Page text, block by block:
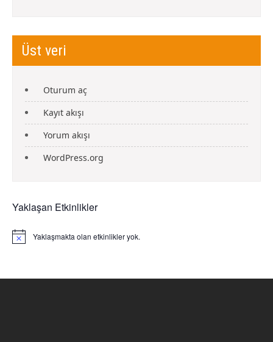
Üst veri
Oturum aç
Kayıt akışı
Yorum akışı
WordPress.org
Yaklaşan Etkinlikler
N
c
Yaklaşmakta olan etkinlikler yok.